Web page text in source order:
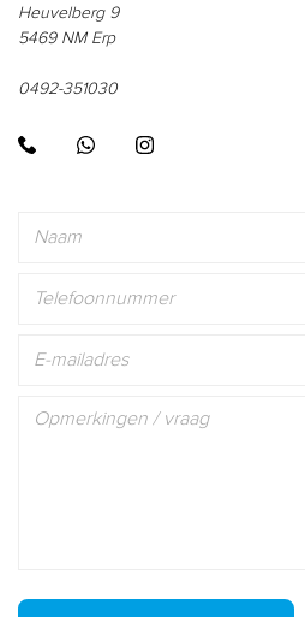
Heuvelberg 9
5469 NM Erp
0492-351030